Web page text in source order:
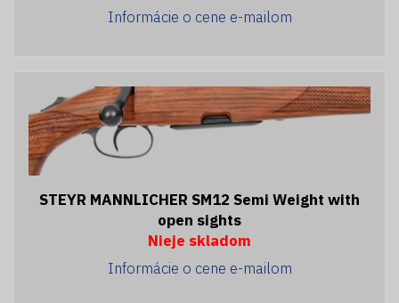
Informácie o cene e-mailom
STEYR MANNLICHER SM12 Semi Weight with
open sights
Nieje skladom
Informácie o cene e-mailom